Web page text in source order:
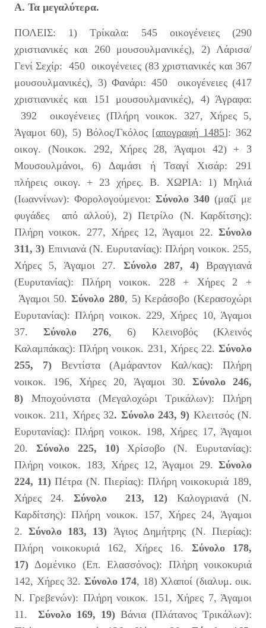
Α. Τα μεγαλύτερα.
ΠΟΛΕΙΣ: 1) Τρίκαλα: 545 οικογένειες (290
χριστιανικές και 260 μουσουλμανικές), 2) Λάρισα/
Γενί Σεχίρ: 450 οικογένειες (83 χριστιανικές και 367
μουσουλμανικές), 3) Φανάρι: 450 οικογένειες (417
χριστιανικές και 151 μουσουλμανικές), 4) Άγραφα:
392 οικογένειες (Πλήρη νοικοκ. 327, Χήρες 5,
Άγαμοι 60), 5) Βόλος/Γκόλος [απογραφή 1485]: 362
οικογ. (Νοικοκ. 292, Χήρες 28, Άγαμοι 42) + 3
Μουσουλμάνοι, 6) Δαμάσι ή Τσαγί Χισάρ: 291
πλήρεις οικογ. + 23 χήρες. Β. ΧΩΡΙΑ: 1) Μηλιά
(Ιωαννίνων): Φορολογούμενοι: Σύνολο 340 (μαζί με
φυγάδες από αλλού), 2) Πετρίλο (Ν. Καρδίτσης):
Πλήρη νοικοκ. 277, Χήρες 12, Άγαμοι 22. Σύνολο
311, 3) Επινιανά (Ν. Ευρυτανίας): Πλήρη νοικοκ. 255,
Χήρες 5, Άγαμοι 27. Σύνολο 287, 4)Βραγγιανά
(Ευρυτανίας): Πλήρη νοικοκ. 228 + Χήρες 2 +
Άγαμοι 50.Σύνολο 280, 5) Κεράσοβο (Κερασοχώρι
Ευρυτανίας): Πλήρη νοικοκ. 229, Χήρες 10, Άγαμοι
37.Σύνολο 276, 6) Κλεινοβός (Κλεινός
Καλαμπάκας): Πλήρη νοικοκ. 231, Χήρες 22. Σύνολο
255, 7) Βεντίστα (Αμάραντον Καλ/κας): Πλήρη
νοικοκ. 196, Χήρες 20, Άγαμοι 30.Σύνολο 246,
8) Μποχούνιστα (Μεγαλοχώρι Τρικάλων): Πλήρη
νοικοκ. 211, Χήρες 32. Σύνολο 243, 9) Κλειτσός (Ν.
Ευρυτανίας): Πλήρη νοικοκ. 198, Χήρες 17, Άγαμοι
20. Σύνολο 225, 10)Χρίσοβο (Ν. Ευρυτανίας):
Πλήρη νοικοκ. 183, Χήρες 12, Άγαμοι 29. Σύνολο
224, 11)Πέτρα (Ν. Πιερίας): Πλήρη νοικοκυριά 189,
Χήρες 24. Σύνολο 213, 12) Καλογριανά (Ν.
Καρδίτσης): Πλήρη νοικοκ. 157, Χήρες 24, Άγαμοι
2.Σύνολο 183, 13) Άγιος Δημήτρης (Ν. Πιερίας):
Πλήρη νοικοκυριά 162, Χήρες 16. Σύνολο 178,
17)Δομένικο (Επ. Ελασσόνος): Πλήρη νοικοκυριά
142, Χήρες 32. Σύνολο 174, 18) Χλαποί (διαλυμ. οικ.
Ν. Γρεβενών): Πλήρη νοικοκ. 151, Χήρες 7, Άγαμοι
11. Σύνολο 169, 19) Βάνια (Πλάτανος Τρικάλων):